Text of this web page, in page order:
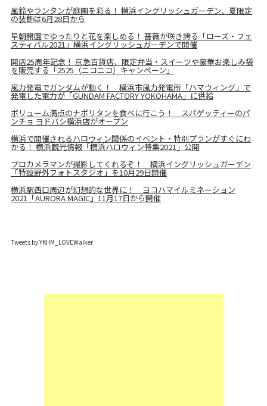
風鈴やランタンが庭園を彩る！ 横浜イングリッシュガーデン、夏限定
の装飾は6月28日から
早朝開園でゆったりと花を楽しめる！ 薔薇が咲き誇る「ローズ・フェ
スティバル2021」横浜イングリッシュガーデンで開催
開店25周年記念！ 京急百貨店、限定弁当・スイーツや豪華お楽しみ袋
を販売する「2525（ニコニコ）キャンペーン」
風力発電でガンダムが動く！ 横浜市風力発電所「ハマウィング」で
発電した電力が「GUNDAM FACTORY YOKOHAMA」に供給
ボリューム満点のナポリタンを食べに行こう！ スパゲッティーのパ
ンチョ ヨドバシ横浜店がオープン
横浜で開催されるハロウィン関係のイベント・特別プランがすぐにわ
かる！ 横浜観光情報「横浜ハロウィン特集2021」公開
プロカメラマンが撮影してくれるぞ！ 横浜イングリッシュガーデン
「特設野外フォトスタジオ」を10月29日開催
横浜駅西口周辺が幻想的な世界に！ ヨコハマイルミネーション
2021「AURORA MAGIC」11月17日から開催
Tweets by YKHM_LOVEWalker